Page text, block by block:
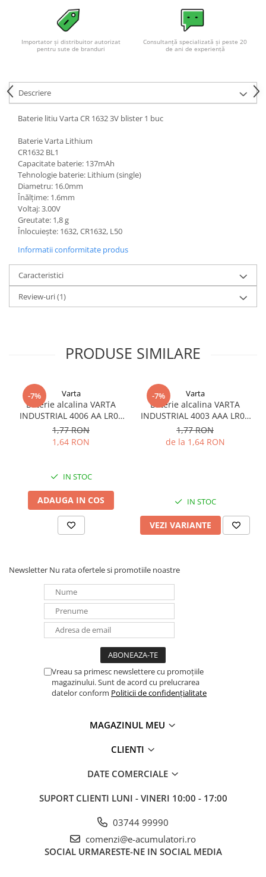
Prize de incarcare vehicule
Accesorii
Acumulatori VRLA AGM/GEL /
Tractiune / LiFePo4
6-12 V
Baterii si acumulatori AGM VRLA
de 6-12 V
Acumulatori Moto, ATV
GEL
AGM
Li-Ion
SLA AGM (Sealed Lead Acid)
Deep Cycle - Tractiune/Semi-
Tractiune
Marine & Caravan
APC
Redresoare, incarcatoare si testere
stationare
Surse UPS
UPS pentru centrale termice si
sisteme de urgenta - acumulator
UPS Calculatoare si Servere
PDUs unitati de distributie a
energiei electrice
Cabinete baterii
Drumetii / Camping
Accesorii
Frigidere portabile
Panouri portabile
Statii energie portabile
Dulapuri pentru cablare
Laptop & PC accesorii, baterii,
cabluri USB, prelungitoare USB
Cablu de date si Adaptoare
Solutii solare portabile
Importator și distribuitor autorizat
pentru sute de branduri
Consultanță specializată și peste 20
de ani de experiență
Descriere
Baterie litiu Varta CR 1632 3V blister 1 buc
Baterie Varta Lithium
CR1632 BL1
Capacitate baterie: 137mAh
Tehnologie baterie: Lithium (single)
Diametru: 16.0mm
Înălțime: 1.6mm
Voltaj: 3.00V
Greutate: 1,8 g
Înlocuiește: 1632, CR1632, L50
Informatii conformitate produs
Caracteristici
Review-uri(1)
PRODUSE SIMILARE
-7% Varta
Baterie alcalina VARTA
INDUSTRIAL 4006 AA LR06
1.5V bulk
1,77 RON
1,64 RON
IN STOC
ADAUGA IN COS
-7% Varta
Baterie alcalina VARTA
INDUSTRIAL 4003 AAA LR03
1.5V
1,77 RON
de la 1,64 RON
IN STOC
VEZI VARIANTE
Newsletter Nu rata ofertele si promotiile noastre
Vreau sa primesc newslettere cu promoțiile
magazinului. Sunt de acord cu prelucrarea
datelor conform Politicii de confidențialitate
MAGAZINUL MEU
CLIENTI
DATE COMERCIALE
SUPORT CLIENTI LUNI - VINERI 10:00 - 17:00
03744 99990
comenzi@e-acumulatori.ro
SOCIAL URMARESTE-NE IN SOCIAL MEDIA